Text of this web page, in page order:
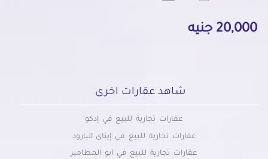
20,000 جنيه
شاهد عقارات اخرى
عقارات تجارية للبيع في إدكو
عقارات تجارية للبيع في إيتاى البارود
عقارات تجارية للبيع في ابو المطامير